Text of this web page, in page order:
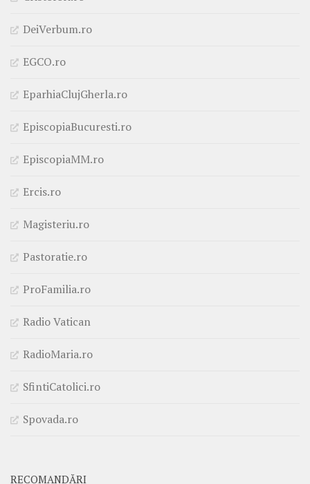
DeiVerbum.ro
EGCO.ro
EparhiaClujGherla.ro
EpiscopiaBucuresti.ro
EpiscopiaMM.ro
Ercis.ro
Magisteriu.ro
Pastoratie.ro
ProFamilia.ro
Radio Vatican
RadioMaria.ro
SfintiCatolici.ro
Spovada.ro
RECOMANDĂRI